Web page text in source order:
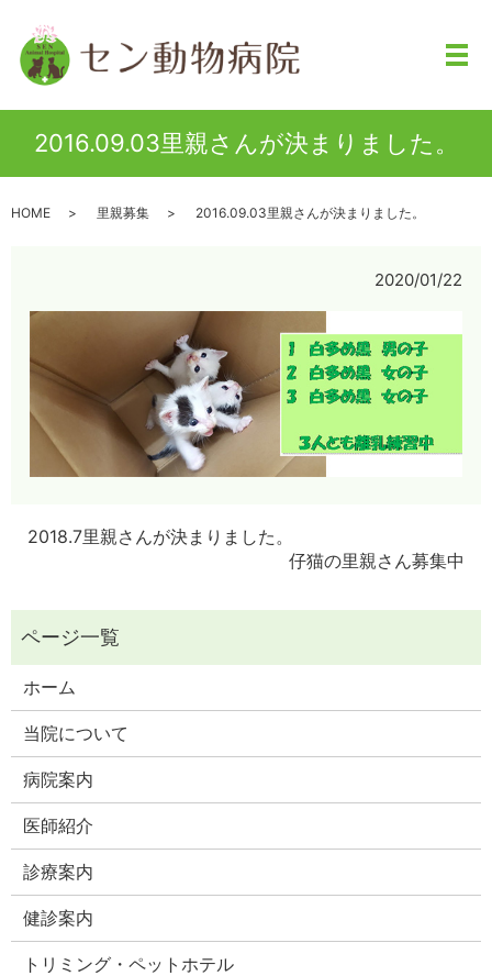
メ
2016.09.03里親さんが決まりました。
HOME 里親募集 2016.09.03里親さんが決まりました。
2020/01/22
2018.7里親さんが決まりました。
仔猫の里親さん募集中
ホーム
当院について
病院案内
医師紹介
診療案内
健診案内
トリミング・ペットホテル